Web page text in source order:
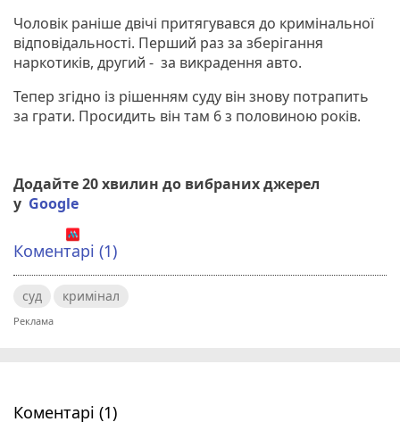
Чоловік раніше двічі притягувався до кримінальної
відповідальності. Перший раз за зберігання
наркотиків, другий - за викрадення авто.
Тепер згідно із рішенням суду він знову потрапить
за грати. Просидить він там 6 з половиною років.
Додайте 20 хвилин до вибраних джерел
у Google
Коментарі (1)
суд кримінал
Коментарі (1)